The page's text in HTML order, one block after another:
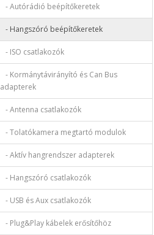
- Autórádió beépítőkeretek
- Hangszóró beépítőkeretek
- ISO csatlakozók
- Kormánytávirányító és Can Bus
adapterek
- Antenna csatlakozók
- Tolatókamera megtartó modulok
- Aktív hangrendszer adapterek
- Hangszóró csatlakozók
- USB és Aux csatlakozók
- Plug&Play kábelek erősítőhöz